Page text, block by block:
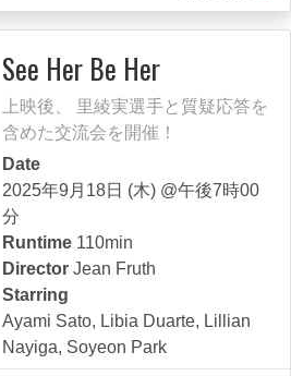
片
界
See Her Be Her
上映後、 里綾実選手と質疑応答を
含めた交流会を開催！
Date
2025年9月18日 (木) @午後7時00
分
Runtime 110min
Director Jean Fruth
Starring
Ayami Sato, Libia Duarte, Lillian
Nayiga, Soyeon Park